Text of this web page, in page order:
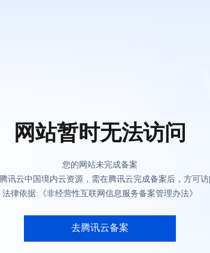
网站暂时无法访问
您的网站未完成备案
讯云中国境内云资源，需在腾讯云完成备案后，方可
法律依据:《非经营性互联网信息服务备案管理办法》
去腾讯云备案